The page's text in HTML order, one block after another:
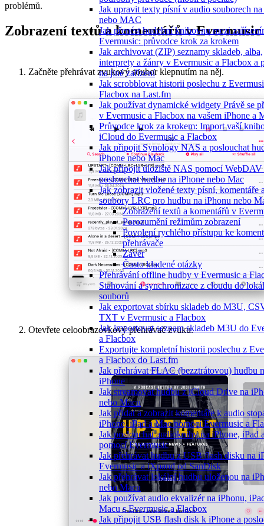
Jak upravit texty písní v audio souborech
nebo MAC
Jak přenést hudební knihovnu mezi
Evermusic: průvodce krok za krokem
Jak archivovat (ZIP) seznamy skladeb, alba,
interprety a žánry v Evermusic a Flacbox a
na jiné zařízení
Jak scrobblovat historii poslechu z
Flacbox na Last.fm
Jak používat dynamické widgety Právě se
v Evermusic a Flacbox na vašem iPhone a
Průvodce krok za krokem: Import vaší
iCloud do Evermusic a Flacbox
Jak připojit Synology NAS a poslouchat
iPhone nebo Mac
Jak připojit úložiště NAS pomocí WebDAV
poslouchat hudbu na iPhone nebo Mac
Jak zobrazit vložené texty písní, komentáře
soubory LRC pro hudbu na iPhonu nebo
Zobrazení textů a komentářů v
Porozumění režimům zobrazení
Povolení rychlého přístupu ke
přehrávače
Závěr
Často kladené otázky
Přehrávání offline hudby v Evermusic a
Stahování a synchronizace z cloudu do
souborů
Jak exportovat sbírku skladeb do M3U,
TXT v Evermusic a Flacbox
Jak importovat seznam skladeb M3U do
a Flacbox
Exportujte kompletní historii poslechu z
a Flacbox do Last.fm
Jak přehrávat FLAC (bezztrátovou) hudbu
iPhone
Jak streamovat hudbu z iCloud Drive na
nebo Macu
Jak přidat a zobrazit komentáře k audio
iPhone, iPad a Mac pomocí Evermusic a
Jak poslouchat audioknihy na iPhone, iPad
pomocí Evermusic
Jak přehrávat hudbu z USB flash disku na
Evermusic a iXpand od SanDisk
Jak přehrávat lokální hudbu uloženou na
nebo Macu
Jak používat audio ekvalizér na iPhonu,
Macu s Evermusic a Flacbox
Jak připojit USB flash disk k iPhone a
problémů.
Zobrazení textů a komentářů v Evermusic
Začněte přehrávat zvukový soubor klepnutím na něj.
Otevřete celoobrazovkový přehrávač zvuku.